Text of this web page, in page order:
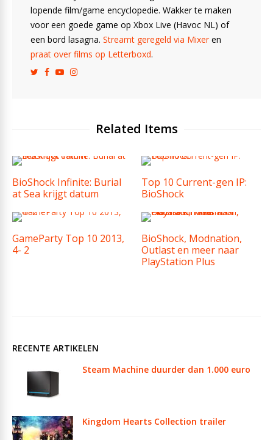
lopende film/game encyclopedie. Wakker te maken
voor een goede game op Xbox Live (Havoc NL) of
een bord lasagna. Streamt geregeld via Mixeren
praat over films op Letterboxd.
Related Items
BioShock Infinite: Burial
at Sea krijgt datum
Top 10 Current-gen IP:
BioShock
GameParty Top 10 2013,
4- 2
BioShock, Modnation,
Outlast en meer naar
PlayStation Plus
RECENTE ARTIKELEN
Steam Machine duurder dan 1.000 euro
Kingdom Hearts Collection trailer